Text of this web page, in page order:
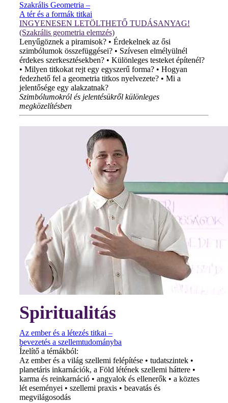
Szakrális Geometria –
A tér és a formák titkai
INGYENESEN LETÖLTHETŐ TUDÁSANYAG!
(Szakrális geometria elemzés)
Lenyűgöznek a piramisok? • Érdekelnek az ősi
szimbólumok összefüggései? • Szívesen elmélyülnél
érdekes szerkesztésekben? • Különleges testeket építenél?
• Milyen titkokat rejt egy egyszerű forma? • Hogyan
fedezhető fel a geometria titkos nyelvezete? • Mi a
jelentősége egy alakzatnak?
Szimbólumokról és jelentésükről különleges
megközelítésben
Spiritualitás
Az ember és a létezés titkai –
bevezetés a szellemtudományba
Ízelítő a témákból:
Az ember és a világ szellemi felépítése • tudatszintek •
planetáris inkarnációk, a Föld létének szellemi háttere •
karma és reinkarnáció • angyalok és ellenerők • a köztes
lét eseményei • szellemi praxis • beavatás és
megvilágosodás